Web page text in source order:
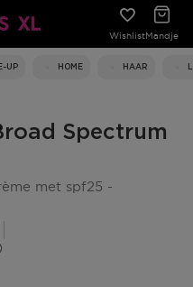
WishlistMandje
UP HOME HAAR
Spectrum